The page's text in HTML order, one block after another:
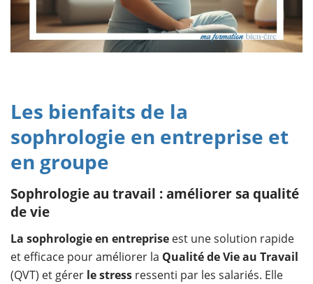
Les bienfaits de la
sophrologie en entreprise et
en groupe
Sophrologie au travail : améliorer sa qualité
de vie
La sophrologie en entreprise est une solution rapide
et efficace pour améliorer la Qualité de Vie au Travail
(QVT) et gérer lestress ressenti par les salariés. Elle